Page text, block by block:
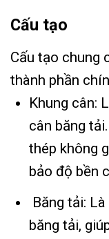
Cấu tạo
Cấu tạo chung
thành phần
Khung cân:
cân băng
thép không
bảo độ bền
Băng tải:
băng tải,